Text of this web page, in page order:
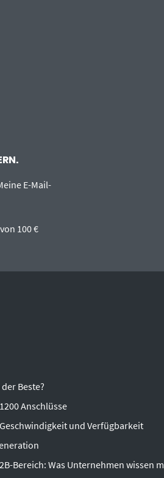
E-Mail-
100 €
Beste?
Anschlüsse
und Verfügbarkeit
Bereich: Was Unternehmen wissen